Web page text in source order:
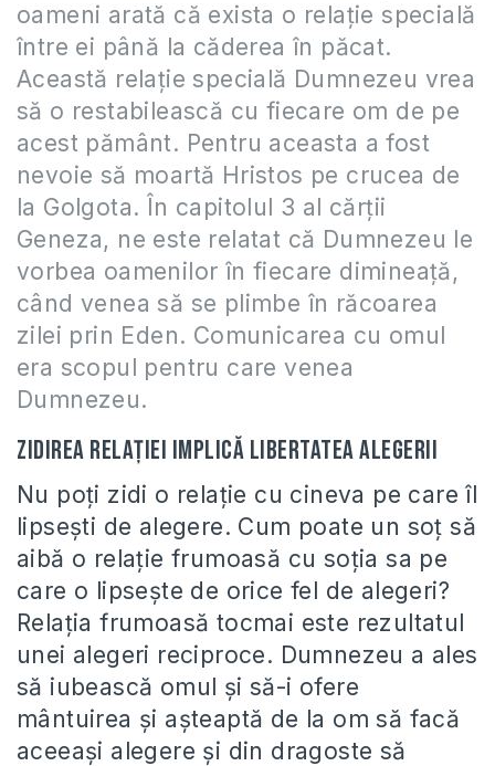
oameni arată că exista o relaţie specială
între ei până la căderea în păcat.
Această relaţie specială Dumnezeu vrea
să o restabilească cu fiecare om de pe
acest pământ. Pentru aceasta a fost
nevoie să moartă Hristos pe crucea de
la Golgota. În capitolul 3 al cărţii
Geneza, ne este relatat că Dumnezeu le
vorbea oamenilor în fiecare dimineaţă,
când venea să se plimbe în răcoarea
zilei prin Eden. Comunicarea cu omul
era scopul pentru care venea
Dumnezeu.
Zidirea relaţiei implică libertatea alegerii
Nu poţi zidi o relaţie cu cineva pe care îl
lipseşti de alegere. Cum poate un soţ să
aibă o relaţie frumoasă cu soţia sa pe
care o lipseşte de orice fel de alegeri?
Relaţia frumoasă tocmai este rezultatul
unei alegeri reciproce. Dumnezeu a ales
să iubească omul şi să-i ofere
mântuirea şi aşteaptă de la om să facă
aceeaşi alegere şi din dragoste să